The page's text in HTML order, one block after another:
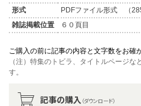
形式
PDFファイル形式 （
雑誌掲載位置
６０頁目
ご購入の前に記事の内容と文字数をお確
（注）特集のトビラ、タイトルページ
す。
記事の購入 （ダウンロード）